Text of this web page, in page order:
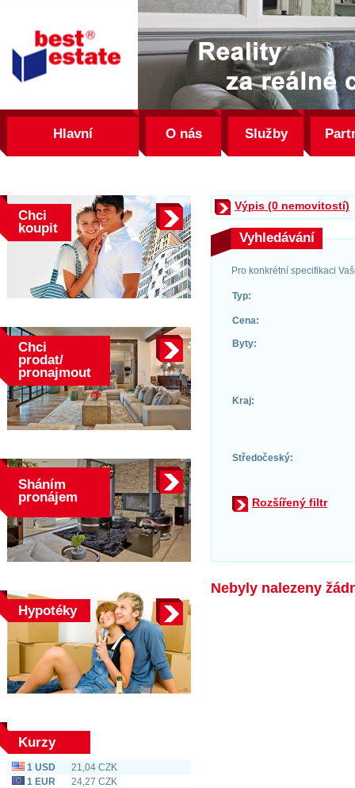
best
estate
Hlavní O nás Služby
Chci
koupit
Chci
prodat/
pronajmout
Sháním
pronájem
Hypotéky
Kurzy
1 USD
21,04 CZK
1 EUR
24,27 CZK
Výpis (0 nemovitostí)
Vyhledávání
Pro konkrétní specifikaci
Typ:
Cena:
Byty:
Kraj:
Středočeský:
Rozšířený filtr
Nebyly nalezeny